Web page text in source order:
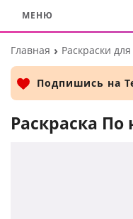
основному
контенту
МЕНЮ
Главная Раскраски
Подпишись на
Раскраска